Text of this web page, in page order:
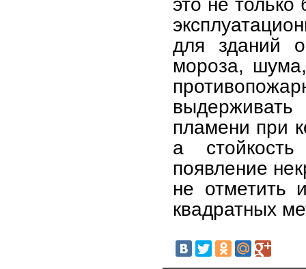
для зданий
мороза,
пламени при
а стойкость
появление
не отметить
квадратных